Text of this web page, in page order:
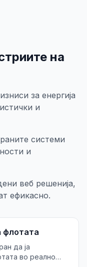
на
за енергија
и
системи
и
веб решенија,
ефикасно.
флотата
да ја
во реално